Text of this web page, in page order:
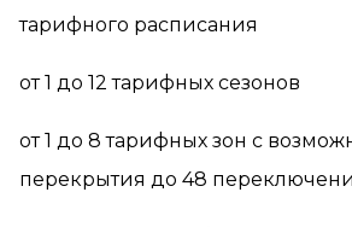
тарифного расписания
от 1 до 12 тарифных сезонов
от 1 до 8 тарифных зон с
перекрытия до 48